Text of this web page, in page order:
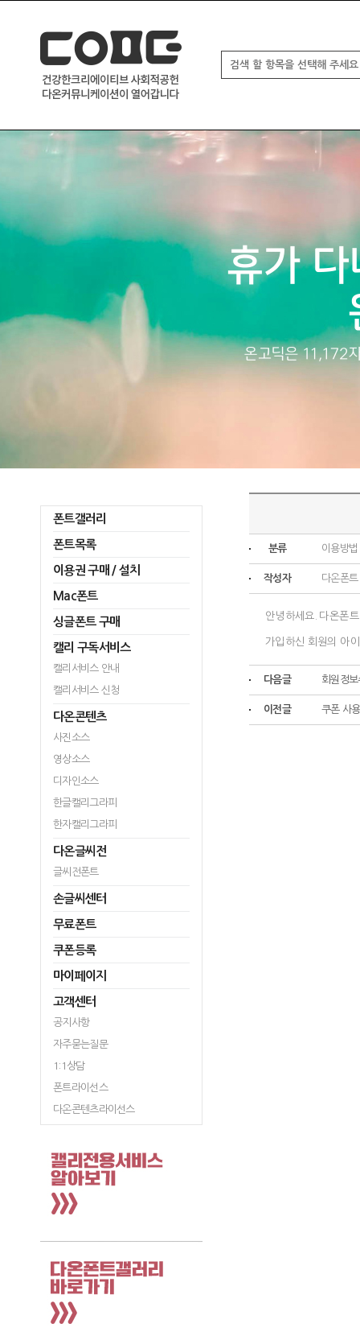
폰트갤러리
폰트목록
이용권 구매 / 설치
Mac폰트
싱글폰트 구매
캘리 구독서비스
캘리서비스 안내
캘리서비스 신청
다온콘텐츠
사진소스
영상소스
디자인소스
한글캘리그라피
한자캘리그라피
다온글씨전
글씨전폰트
손글씨센터
무료폰트
쿠폰등록
마이페이지
고객센터
공지사항
자주묻는질문
1:1상담
폰트라이선스
다온콘텐츠라이선스
분류 이용방법
작성자 다온폰트
안녕하세요. 다온폰
가입하신 회원의 아
다음글 회원정
이전글 쿠폰 사